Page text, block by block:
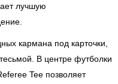
лучшую
кармана под карточки,
В центре футболки
Tee позволяет